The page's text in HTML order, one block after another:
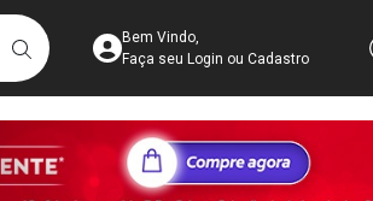
BUSCARAcesse sua
Bem Vindo,
Faça seu Login ou Cadastro